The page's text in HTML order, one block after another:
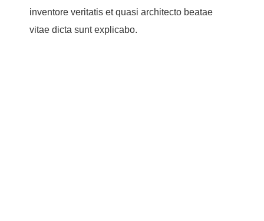
inventore veritatis et quasi architecto beatae
vitae dicta sunt explicabo.